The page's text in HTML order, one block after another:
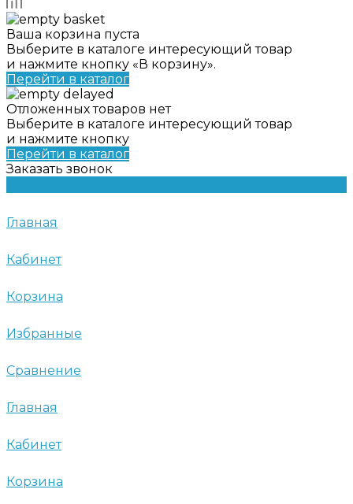
Ваша корзина пуста
Выберите в каталоге интересующий товар
и нажмите кнопку «В корзину».
Перейти в каталог
Отложенных товаров нет
Выберите в каталоге интересующий товар
и нажмите кнопку
Перейти в каталог
Заказать звонок
Главная
Кабинет
Корзина
Избранные
Сравнение
Главная
Кабинет
Корзина